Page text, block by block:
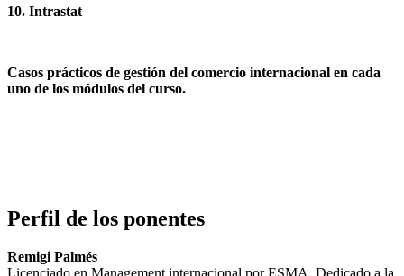
10. Intrastat
Casos prácticos de gestión del comercio internacional en cada
uno de los módulos del curso.
Perfil de los ponentes
Remigi Palmés